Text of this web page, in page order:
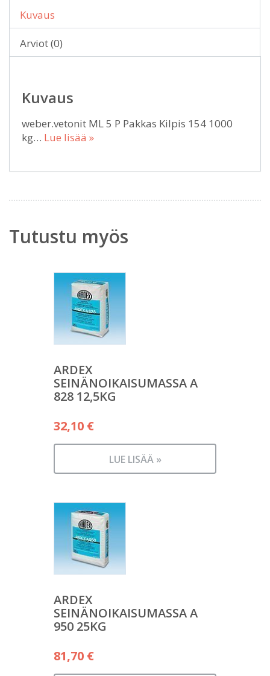
Kuvaus
Arviot (0)
Kuvaus
weber.vetonit ML 5 P Pakkas Kilpis 154 1000
kg… Lue lisää »
Tutustu myös
ARDEX
SEINÄNOIKAISUMASSA A
828 12,5KG
32,10 €
LUE LISÄÄ »
ARDEX
SEINÄNOIKAISUMASSA A
950 25KG
81,70 €